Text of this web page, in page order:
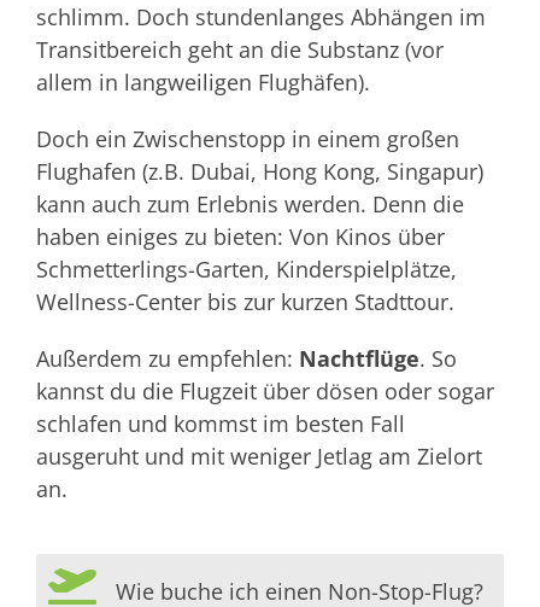
schlimm. Doch stundenlanges Abhängen im
Transitbereich geht an die Substanz (vor
allem in langweiligen Flughäfen).
Doch ein Zwischenstopp in einem großen
Flughafen (z.B. Dubai, Hong Kong, Singapur)
kann auch zum Erlebnis werden. Denn die
haben einiges zu bieten: Von Kinos über
Schmetterlings-Garten, Kinderspielplätze,
Wellness-Center bis zur kurzen Stadttour.
Außerdem zu empfehlen: Nachtflüge. So
kannst du die Flugzeit über dösen oder sogar
schlafen und kommst im besten Fall
ausgeruht und mit weniger Jetlag am Zielort
an.
Wie buche ich einen Non-Stop-Flug?